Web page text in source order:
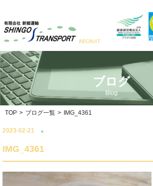
ブログ
Blog
TOP > ブログ一覧 > IMG_4361
2023-02-21
IMG_4361